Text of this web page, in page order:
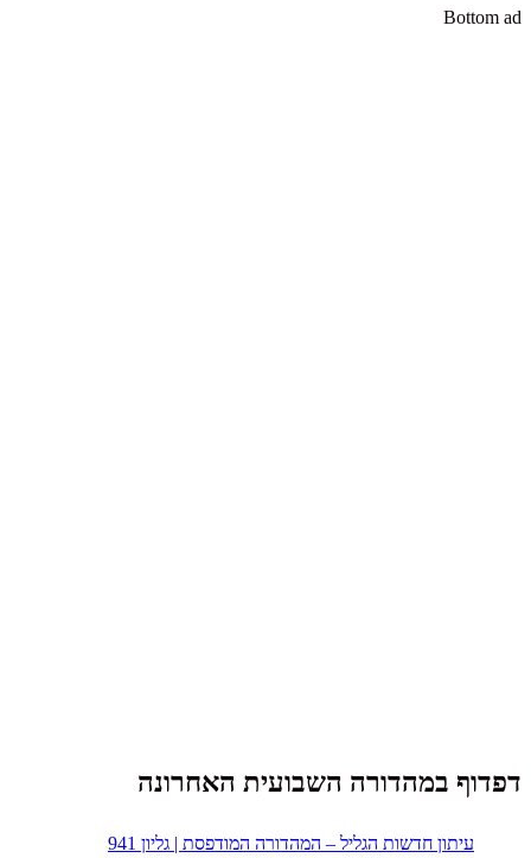
Bottom ad
דפדוף במהדורה השבועית האחרונה
עיתון חדשות הגליל – המהדורה המודפסת | גליון 941